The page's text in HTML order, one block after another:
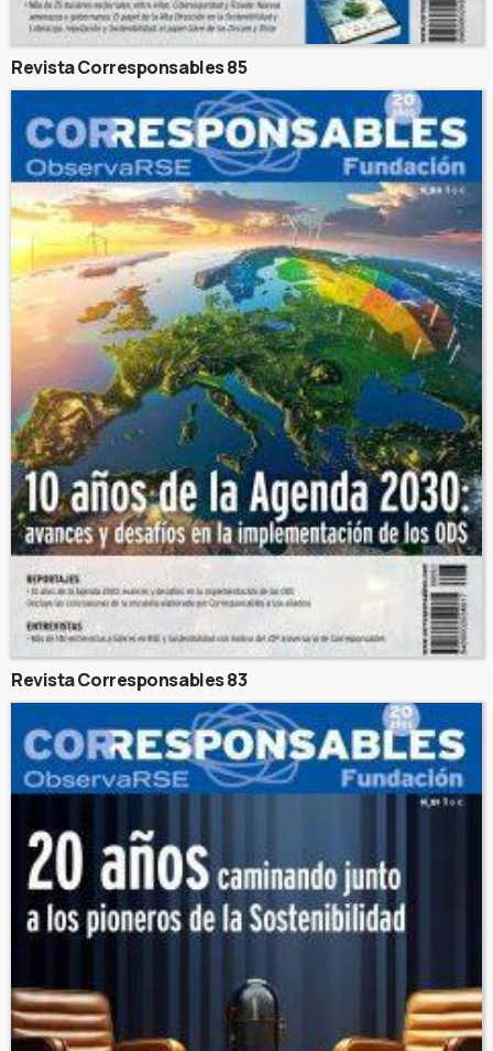
Revista Corresponsables 85
Revista Corresponsables 83